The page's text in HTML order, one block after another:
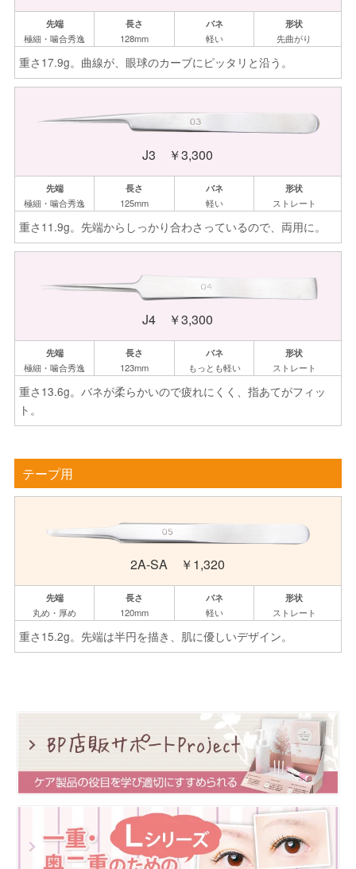
極細・噛合秀逸 128mm 軽い 先曲がり
重さ17.9g。曲線が、眼球のカーブにピッタリと沿う。
J3 ￥3,300
極細・噛合秀逸 125mm 軽い ストレート
重さ11.9g。先端からしっかり合わさっているので、両用に。
J4 ￥3,300
極細・噛合秀逸 123mm もっとも軽い ストレート
重さ13.6g。バネが柔らかいので疲れにくく、指あてがフィッ
ト。
テープ用
2A-SA ￥1,320
丸め・厚め 120mm 軽い ストレート
重さ15.2g。先端は半円を描き、肌に優しいデザイン。